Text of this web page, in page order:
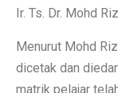
Ir. Ts. Dr. Mohd
Menurut Mohd
dicetak dan
matrik pelajar